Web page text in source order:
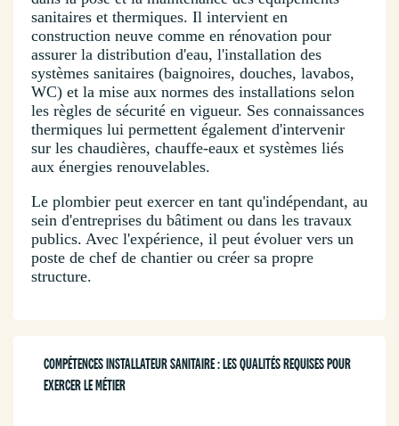
sanitaires et thermiques. Il intervient en
construction neuve comme en rénovation pour
assurer la distribution d'eau, l'installation des
systèmes sanitaires (baignoires, douches, lavabos,
WC) et la mise aux normes des installations selon
les règles de sécurité en vigueur. Ses connaissances
thermiques lui permettent également d'intervenir
sur les chaudières, chauffe-eaux et systèmes liés
aux énergies renouvelables.
Le plombier peut exercer en tant qu'indépendant, au
sein d'entreprises du bâtiment ou dans les travaux
publics. Avec l'expérience, il peut évoluer vers un
poste de chef de chantier ou créer sa propre
structure.
COMPÉTENCES INSTALLATEUR SANITAIRE : LES QUALITÉS REQUISES POUR
EXERCER LE MÉTIER